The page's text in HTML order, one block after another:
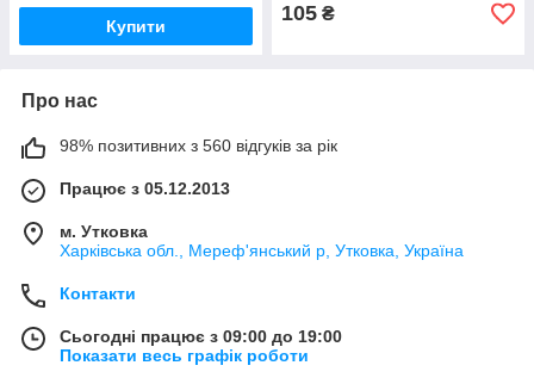
Купити
105 ₴
Про нас
98% позитивних з 560 відгуків за рік
Працює з 05.12.2013
м. Утковка
Харківська обл., Мереф'янський р, Утковка, Україна
Контакти
Сьогодні працює з 09:00 до 19:00
Показати весь графік роботи